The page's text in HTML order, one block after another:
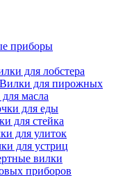
приборы
для лобстера
Вилки для пирожных
масла
для еды
для стейка
для улиток
для устриц
вилки